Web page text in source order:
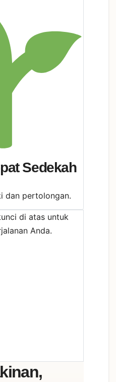
Sedekah
dan pertolongan.
di atas untuk
Anda.